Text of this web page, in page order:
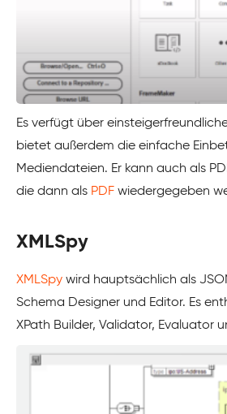
Es verfügt über
bietet außerdem die einfache
Mediendateien. Er kann auch als
die dann als PDF wiedergegeben
XMLSpy
XMLSpy wird hauptsächlich als
Schema Designer und Editor. Es
XPath Builder, Validator, Evaluator